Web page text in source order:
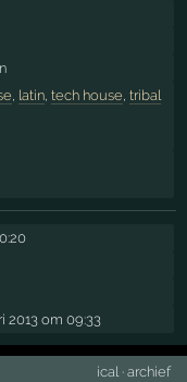
, latin, tech house, tribal
2013 om 09:33
ical· archief